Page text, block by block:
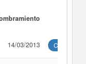
14/03/2013 Consultar